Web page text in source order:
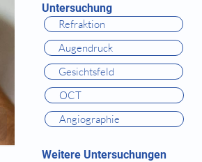
Untersuchung
Refraktion
Augendruck
Gesichtsfeld
OCT
Angiographie
Weitere Untersuchungen